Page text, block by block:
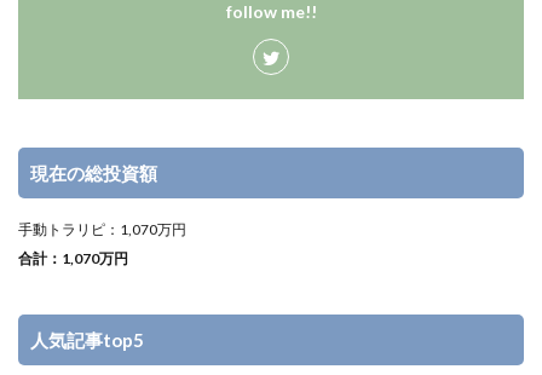
follow me!!
現在の総投資額
手動トラリピ：1,070万円
合計：1,070万円
人気記事top5